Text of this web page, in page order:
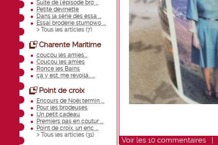
Suite de l'épisode bro ...
Petite devinette
Dans la série des essa ...
Essai broderie stumpwo ...
> Tous les articles (7)
Charente Maritime
coucou les amies...
Coucou les amies
Ronce les Bains
ça y est, me revoilà.. ...
Point de croix
Encours de Noël termin ...
Pour les brodeuses
Un petit cadeau
Premiers pas en coutur ...
Point de croix, un enc ...
> Tous les articles (31)
Voir les 10 commentaires